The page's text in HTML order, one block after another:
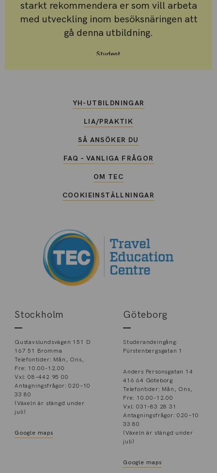
starkt rekommendera er som vill arbeta
med utveckling inom besöksnäringen att
gå denna utbildning.
Student
YH-UTBILDNINGAR
LIA/PRAKTIK
SÅ ANSÖKER DU
FAQ – VANLIGA FRÅGOR
OM TEC
COOKIEINSTÄLLNINGAR
Stockholm
Gustavslundsvägen 151 D
167 51 Bromma
Telefontider: Mån, Ons,
Fre: 10.00-12.00
Vxl: 08–442 95 00
Antagningsfrågor: 020–10
33 80
(Växeln är stängd under
juli)
Google maps
Göteborg
Studerandeingång:
Fürstenbergsgatan 1
Anders Personsgatan 14
416 64 Göteborg
Telefontider: Mån, Ons,
Fre: 10.00-12.00
Vxl: 031-83 28 31
Antagningsfrågor: 020–10
33 80
(Växeln är stängd under
juli)
Google maps